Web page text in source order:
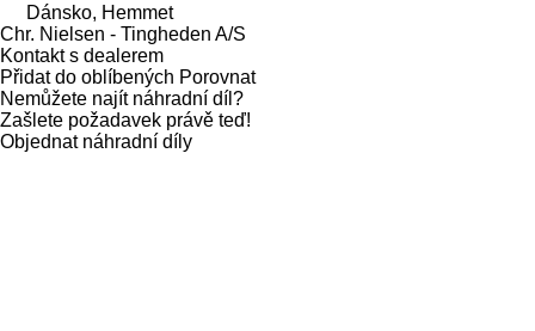
Dánsko, Hemmet
Chr. Nielsen - Tingheden A/S
Kontakt s dealerem
Přidat do oblíbených Porovnat
Nemůžete najít náhradní díl?
Zašlete požadavek právě teď!
Objednat náhradní díly